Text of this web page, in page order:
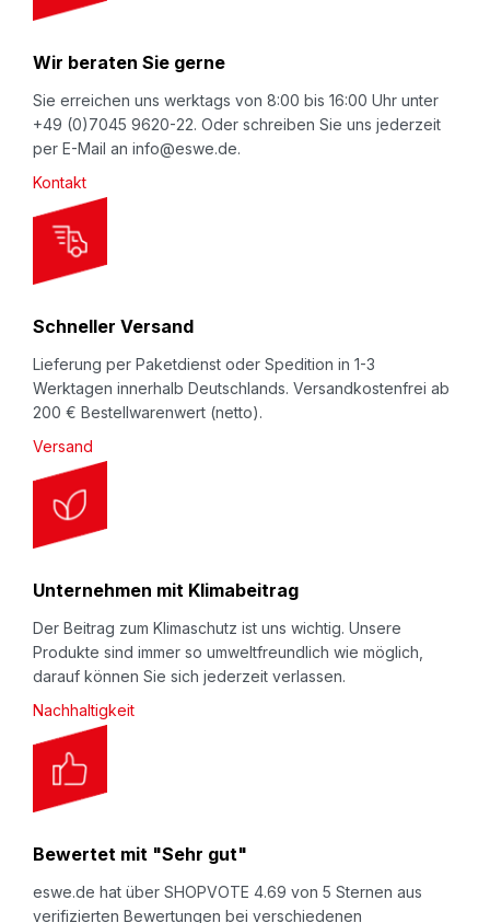
r
e
w
s
e
t
e
r
Wir beraten Sie gerne
Sie erreichen uns werktags von 8:00 bis 16:00 Uhr unter
+49 (0)7045 9620-22. Oder schreiben Sie uns jederzeit
per E-Mail an info@eswe.de.
Kontakt
Schneller Versand
Lieferung per Paketdienst oder Spedition in 1-3
Werktagen innerhalb Deutschlands. Versandkostenfrei ab
200 € Bestellwarenwert (netto).
Versand
Unternehmen mit Klimabeitrag
Der Beitrag zum Klimaschutz ist uns wichtig. Unsere
Produkte sind immer so umweltfreundlich wie möglich,
darauf können Sie sich jederzeit verlassen.
Nachhaltigkeit
Bewertet mit "Sehr gut"
eswe.de hat über SHOPVOTE 4.69 von 5 Sternen aus
verifizierten Bewertungen bei verschiedenen